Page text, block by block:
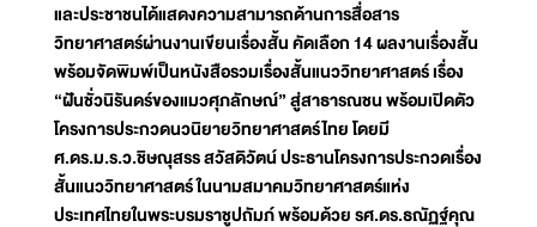
และประชาชนได้แสดงความสามารถด้านการสื่อสาร
วิทยาศาสตร์ผ่านงานเขียนเรื่องสั้น คัดเลือก 14 ผลงานเรื่องสั้น
พร้อมจัดพิมพ์เป็นหนังสือรวมเรื่องสั้นแนววิทยาศาสตร์ เรื่อง
“ฝันชั่วนิรันดร์ของแมวศุภลักษณ์” สู่สาธารณชน พร้อมเปิดตัว
โครงการประกวดนวนิยายวิทยาศาสตร์ไทย โดยมี
ศ.ดร.ม.ร.ว.ชิษณุสรร สวัสดิวัตน์ ประธานโครงการประกวดเรื่อง
สั้นแนววิทยาศาสตร์ ในนามสมาคมวิทยาศาสตร์แห่ง
ประเทศไทยในพระบรมราชูปถัมภ์ พร้อมด้วย รศ.ดร.ธณัฏฐ์คุณ